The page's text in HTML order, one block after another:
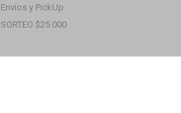
Envíos y PickUp
SORTEO $25.000